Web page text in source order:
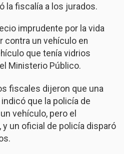
la fiscalía a los jurados.
imprudente por la vida
contra un vehículo en
que tenía vidrios
Ministerio Público.
fiscales dijeron que una
que la policía de
vehículo, pero el
un oficial de policía disparó